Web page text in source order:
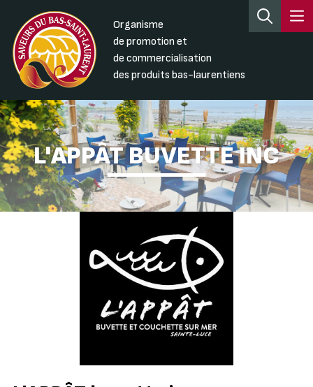
Organisme
de promotion et
de commercialisation
des produits bas-laurentiens
L'APPÂT BUVETTE INC